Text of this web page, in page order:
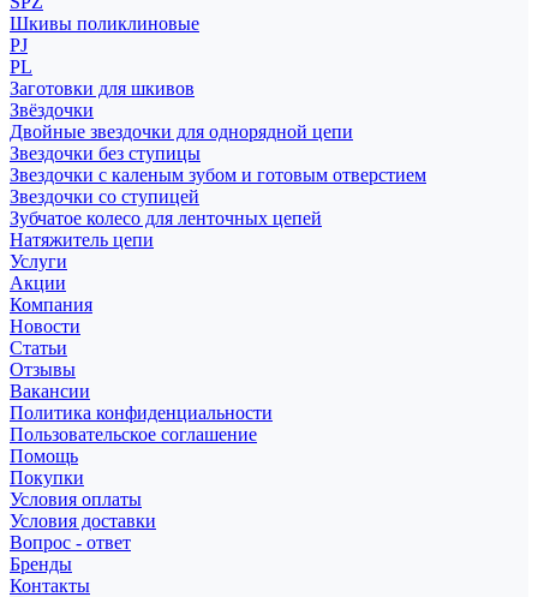
Шкивы поликлиновые
PJ
PL
Заготовки для шкивов
Звёздочки
Двойные звездочки для однорядной цепи
Звездочки без ступицы
Звездочки с каленым зубом и готовым отверстием
Звездочки со ступицей
Зубчатое колесо для ленточных цепей
Натяжитель цепи
Услуги
Акции
Компания
Новости
Статьи
Отзывы
Вакансии
Политика конфиденциальности
Пользовательское соглашение
Помощь
Покупки
Условия оплаты
Условия доставки
Вопрос - ответ
Бренды
Контакты